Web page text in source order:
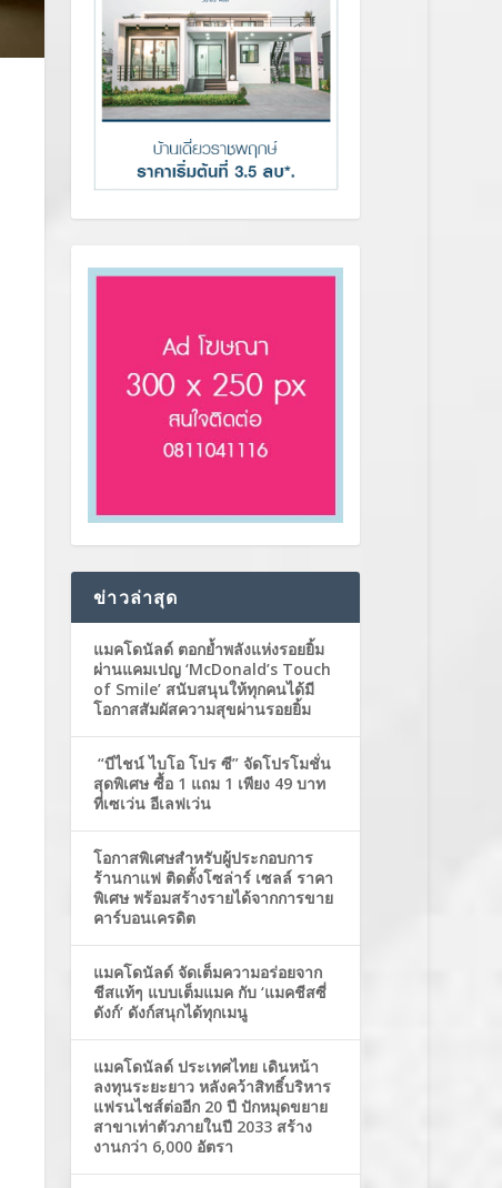
ข่าวล่าสุด
แมคโดนัลด์ ตอกย้ำพลังแห่งรอยยิ้ม
ผ่านแคมเปญ ‘McDonald’s Touch
of Smile’ สนับสนุนให้ทุกคนได้มี
โอกาสสัมผัสความสุขผ่านรอยยิ้ม
“บีไชน์ ไบโอ โปร ซี” จัดโปรโมชั่น
สุดพิเศษ ซื้อ 1 แถม 1 เพียง 49 บาท
ที่เซเว่น อีเลฟเว่น
โอกาสพิเศษสำหรับผู้ประกอบการ
ร้านกาแฟ ติดตั้งโซล่าร์ เซลล์ ราคา
พิเศษ พร้อมสร้างรายได้จากการขาย
คาร์บอนเครดิต
แมคโดนัลด์ จัดเต็มความอร่อยจาก
ชีสแท้ๆ แบบเต็มแมค กับ ‘แมคชีสซี่
ดังก์’ ดังก์สนุกได้ทุกเมนู
แมคโดนัลด์ ประเทศไทย เดินหน้า
ลงทุนระยะยาว หลังคว้าสิทธิ์บริหาร
แฟรนไชส์ต่ออีก 20 ปี ปักหมุดขยาย
สาขาเท่าตัวภายในปี 2033 สร้าง
งานกว่า 6,000 อัตรา